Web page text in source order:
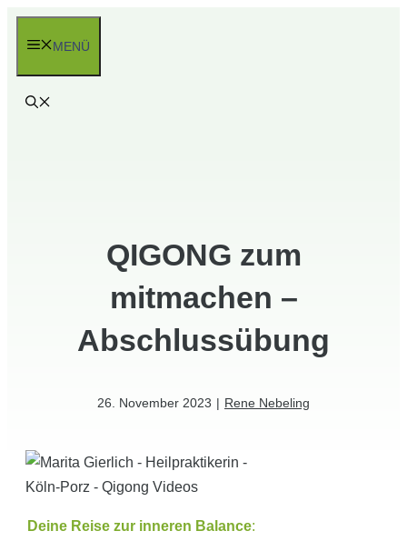
Zum
Inhalt
MENÜ
QIGONG zum
mitmachen –
Abschlussübung
26. November 2023 | Rene Nebeling
Deine Reise zur inneren Balance: